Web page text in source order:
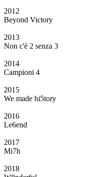
2012
Beyond Victory
2013
Non c'è 2 senza 3
2014
Campioni 4
2015
We made hi5tory
2016
Le6end
2017
Mi7h
2018